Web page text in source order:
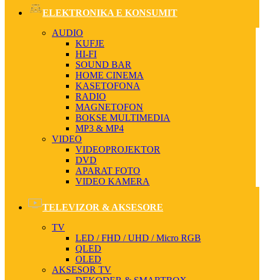
ELEKTRONIKA E KONSUMIT
AUDIO
KUFJE
HI-FI
SOUND BAR
HOME CINEMA
KASETOFONA
RADIO
MAGNETOFON
BOKSE MULTIMEDIA
MP3 & MP4
VIDEO
VIDEOPROJEKTOR
DVD
APARAT FOTO
VIDEO KAMERA
TELEVIZOR & AKSESORE
TV
LED / FHD / UHD / Micro RGB
QLED
OLED
AKSESOR TV